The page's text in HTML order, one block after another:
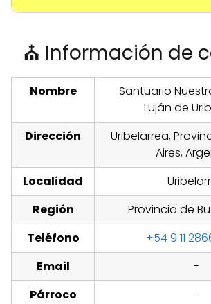
⛪ Información de
Nombre
Santuario
Luján de
Dirección
Uribelarrea,
Aires,
Localidad
Región
Provincia de
Teléfono
+54 9 11
Email
-
Párroco
-